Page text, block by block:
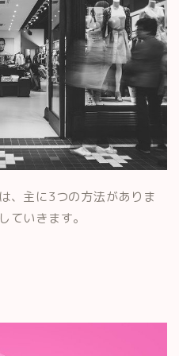
、主に3つの方法がありま
ていきます。